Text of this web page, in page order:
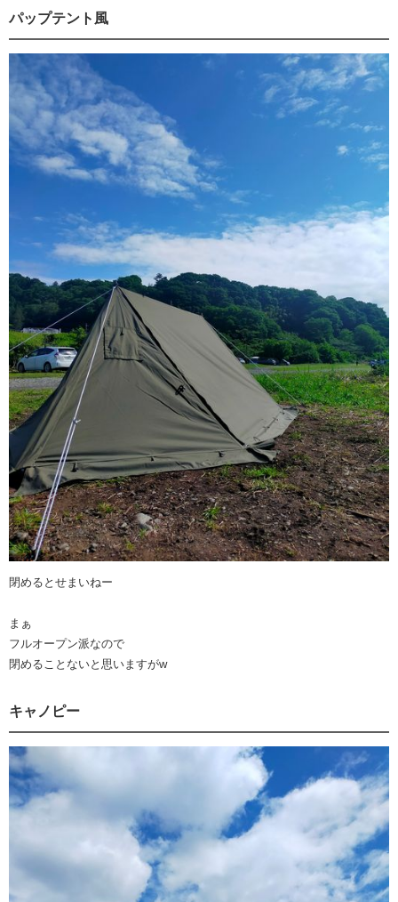
パップテント風
閉めるとせまいねー
まぁ
フルオープン派なので
閉めることないと思いますがw
キャノピー